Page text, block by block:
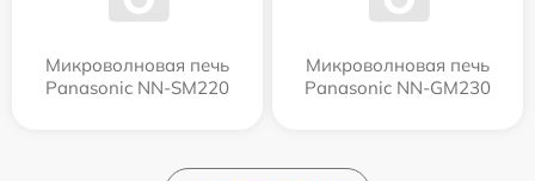
Микроволновая печь
Panasonic NN-SM220
Микроволновая печь
Panasonic NN-GM230